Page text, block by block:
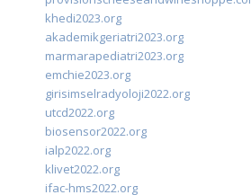
khedi2023.org
akademikgeriatri2023.org
marmarapediatri2023.org
emchie2023.org
girisimselradyoloji2022.org
utcd2022.org
biosensor2022.org
ialp2022.org
klivet2022.org
ifac-hms2022.org